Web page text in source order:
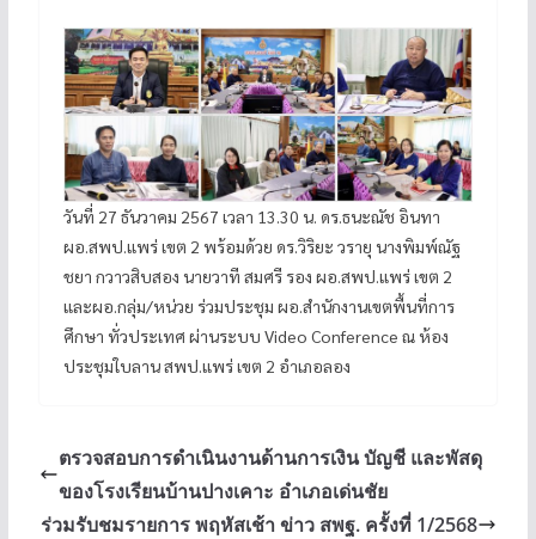
วันที่ 27 ธันวาคม 2567 เวลา 13.30 น. ดร.ธนะณัช อินทา
ผอ.สพป.แพร่ เขต 2 พร้อมด้วย ดร.วิริยะ วรายุ นางพิมพ์ณัฐ
ชยา กวาวสิบสอง นายวาที สมศรี รอง ผอ.สพป.แพร่ เขต 2
และผอ.กลุ่ม/หน่วย ร่วมประชุม ผอ.สำนักงานเขตพื้นที่การ
ศึกษา ทั่วประเทศ ผ่านระบบ Video Conference ณ ห้อง
ประชุมใบลาน สพป.แพร่ เขต 2 อำเภอลอง
ตรวจสอบการดำเนินงานด้านการเงิน บัญชี และพัสดุ
ของโรงเรียนบ้านปางเคาะ อำเภอเด่นชัย
ร่วมรับชมรายการ พฤหัสเช้า ข่าว สพฐ. ครั้งที่ 1/2568